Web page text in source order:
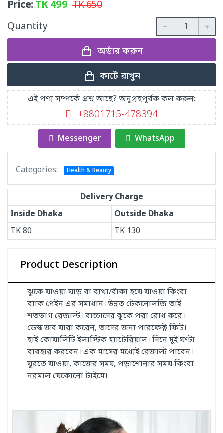
Price:TK499 TK650
Quantity
অর্ডার করুন
কার্টে রাখুন
এই পণ্য সম্পর্কে প্রশ্ন আছে? অনুগ্রহপূর্বক কল করুন:
+8801715-478394
Messenger WhatsApp
Categories: Health & Beauty
Delivery Charge
Inside Dhaka
Outside Dhaka
TK80 TK 130
Product Description
ঝুকে যাওয়া ঘাড় বা ব্যথা/বাঁকা হয়ে যাওয়া কিংবা
ব্যাক পেইন এর সমাধান। উন্নত টেকনোলজি তাই
শতভাগ রেজাল্ট। বাচ্চাদের ঝুকে পরা রোধ করে।
ডেস্ক জব যারা করেন, তাদের জন্য পারফেক্ট ফিট।
হাই কোয়ালিটি ইলাস্টিক ম্যাটেরিয়াল। দিনে দুই ঘণ্টা
ব্যবহার করবেন। এক মাসের মধ্যেই রেজাল্ট পাবেন।
ঘুরতে যাওয়া, কাজের সময়, পড়াশোনার সময় কিংবা
নরমাল যেকোনো টাইমে।